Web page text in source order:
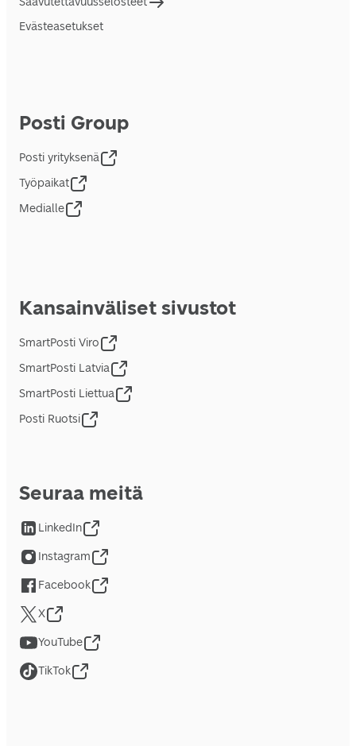
Evästeasetukset
Posti Group
Posti yrityksenä
Työpaikat
Medialle
Kansainväliset sivustot
SmartPosti Viro
SmartPosti Latvia
SmartPosti Liettua
Posti Ruotsi
Seuraa meitä
LinkedIn
Instagram
Facebook
X
YouTube
TikTok